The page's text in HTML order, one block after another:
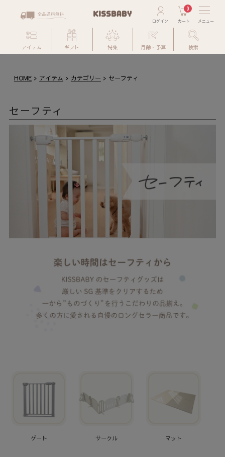
0
アイテム ギフト 特集 月齢・予算 検索
HOME アイテム カテゴリー セーフティ
セーフティ
ゲート サークル マット